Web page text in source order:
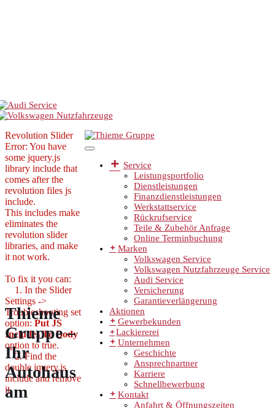
Service
Leistungsportfolio
Dienstleistungen
Finanzdienstleistungen
Werkstattservice
Rückrufservice
Teile & Zubehör Anfrage
Online Terminbuchung
Marken
Volkswagen Service
Volkswagen Nutzfahrzeuge Service
Audi Service
Versicherung
Garantieverlängerung
Aktionen
Gewerbekunden
Lackiererei
Unternehmen
Geschichte
Ansprechpartner
Karriere
Schnellbewerbung
Kontakt
Anfahrt & Öffnungszeiten
Revolution Slider
Error: You have
some jquery.js
library include that
comes after the
revolution files js
include.
This includes make
eliminates the
revolution slider
libraries, and make
it not work.
To fix it you can:
1. In the Slider
Settings ->
Troubleshooting set
option: Put JS
Includes To Body
option to true.
2. Find the
double jquery.js
include and remove
it.
Thieme
Gruppe –
Ihr
Autohaus
am